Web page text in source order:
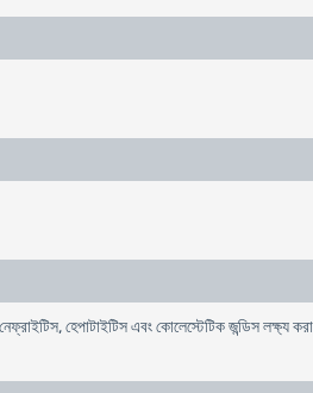
হেপাটাইটিস এবং কোলেস্টেটিক জন্ডিস লক্ষ্য